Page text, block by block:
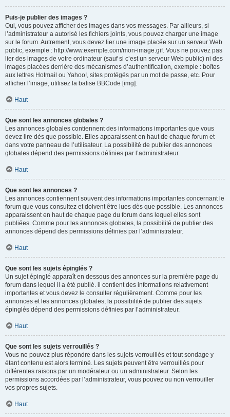
Puis-je publier des images ?
Oui, vous pouvez afficher des images dans vos messages. Par ailleurs, si
l’administrateur a autorisé les fichiers joints, vous pouvez charger une image
sur le forum. Autrement, vous devez lier une image placée sur un serveur Web
public, exemple : http://www.exemple.com/mon-image.gif. Vous ne pouvez pas
lier des images de votre ordinateur (sauf si c’est un serveur Web public) ni des
images placées derrière des mécanismes d’authentification, exemple : boîtes
aux lettres Hotmail ou Yahoo!, sites protégés par un mot de passe, etc. Pour
afficher l’image, utilisez la balise BBCode [img].
Haut
Que sont les annonces globales ?
Les annonces globales contiennent des informations importantes que vous
devez lire dès que possible. Elles apparaissent en haut de chaque forum et
dans votre panneau de l’utilisateur. La possibilité de publier des annonces
globales dépend des permissions définies par l’administrateur.
Haut
Que sont les annonces ?
Les annonces contiennent souvent des informations importantes concernant le
forum que vous consultez et doivent être lues dès que possible. Les annonces
apparaissent en haut de chaque page du forum dans lequel elles sont
publiées. Comme pour les annonces globales, la possibilité de publier des
annonces dépend des permissions définies par l’administrateur.
Haut
Que sont les sujets épinglés ?
Un sujet épinglé apparaît en dessous des annonces sur la première page du
forum dans lequel il a été publié. il contient des informations relativement
importantes et vous devez le consulter régulièrement. Comme pour les
annonces et les annonces globales, la possibilité de publier des sujets
épinglés dépend des permissions définies par l’administrateur.
Haut
Que sont les sujets verrouillés ?
Vous ne pouvez plus répondre dans les sujets verrouillés et tout sondage y
étant contenu est alors terminé. Les sujets peuvent être verrouillés pour
différentes raisons par un modérateur ou un administrateur. Selon les
permissions accordées par l’administrateur, vous pouvez ou non verrouiller
vos propres sujets.
Haut